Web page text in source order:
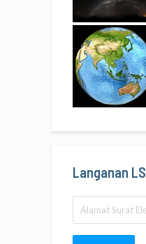
Langanan LS
Surat
Elektronik